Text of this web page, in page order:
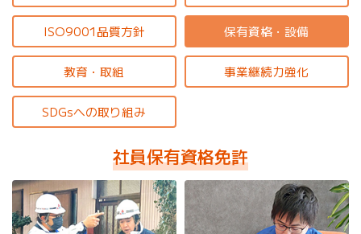
ISO9001品質方針 保有資格・設備
教育・取組 事業継続力強化
SDGsへの取り組み
社員保有資格免許